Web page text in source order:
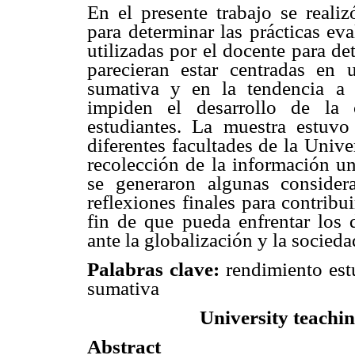
En el presente trabajo se
para determinar las prácticas
utilizadas por el docente para
parecieran estar centradas
sumativa y en la tendencia a
impiden el desarrollo de la
estudiantes. La muestra
diferentes facultades de la
recolección de la información
se generaron algunas
reflexiones finales para
fin de que pueda enfrentar los
ante la globalización y la
Palabras clave: rendimiento
sumativa
University
Abstract